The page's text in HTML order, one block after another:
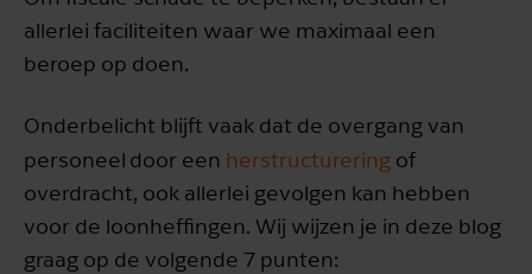
allerlei faciliteiten waar we maximaal een
beroep op doen.
Onderbelicht blijft vaak dat de overgang van
personeel door een herstructurering of
overdracht, ook allerlei gevolgen kan hebben
voor de loonheffingen. Wij wijzen je in deze blog
graag op de volgende 7 punten: